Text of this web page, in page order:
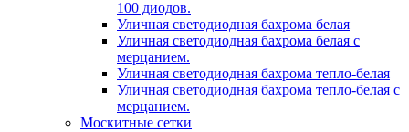
100 диодов.
Уличная светодиодная бахрома белая
Уличная светодиодная бахрома белая с
мерцанием.
Уличная светодиодная бахрома тепло-белая
Уличная светодиодная бахрома тепло-белая с
мерцанием.
Москитные сетки